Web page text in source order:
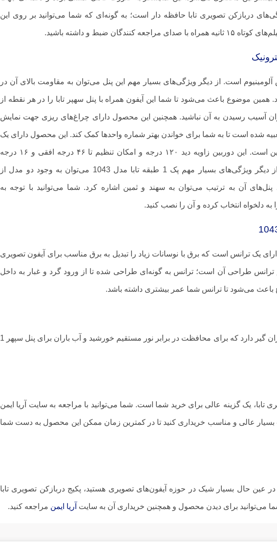
دربازکن تصویری تابا حافظه دار است؛ به گونه‌ای که شما می‌توانید بر روی این
است. از دیگر ویژگی‌های بسیار مهم این پنل می‌توان به مقاومت بالای آن در
همین موضوع باعث می‌شود تا شما این آیفون همراه با پنل سهپر تابا را در هر نقطه از
آسیب رسیدن به آن نباشید. همچنین این محصول دارای چراغ‌های ریزی جهت نمایش
شده است تا به شما برای خواندن بهتر شماره واحد‌ها کمک کند. این محصول دارای یک
عدد دوربین سونی محصول کشور چین است. این دوربین زاویه دید ۱۲۰ درجه و امکان تنظیم تا ۴۶ درجه افقی و ۱۶ درجه
عمودی را برای شما مهیا می‌سازد. از دیگر ویژگی‌های بسیار مهم پک 1 طبقه تابا مدل 1043 می‌توان به وجود دو مدل از
آن به ترتیب می‌توان به سهند و ثمین اشاره کرد. شما می‌توانید با توجه به
به دلخواه انتخاب کرده و آن را نصب کنید.
واحدی آیفون تصویری 1043، دارای یک ترانس است که برق با نوسانات زیاد را تبدیل به برق مناسب برای آیفون تصویری
طراحی آن است؛ ترانس به گونه‌ای طراحی شده تا از ورود گرد و غبار به داخل
می‌شود تا ترانس شما عمر بیشتری داشته باشد.
این پکیج به همراه خود یک عدد قاب باران گیر دارد که برای محافظت در برابر نور مستقیم خورشید و آب باران برای پنل سپهر 1
تابا، یک گزینه عالی برای خرید شما است. شما می‌توانید با مراجعه به سایت آریا ایمن
عالی و مناسب خریداری کنید تا در کمترین زمان ممکن این محصول به دست شما
در عین حال بسیار شیک در حوزه آیفون‌های تصویری هستید، پکیج دربازکن تصویری تابا
آریا ایمن مراجعه کنید.